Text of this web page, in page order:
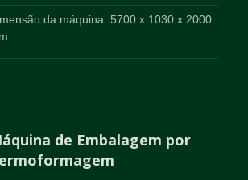
da máquina: 5700 x 1030 x 2000
de Embalagem por